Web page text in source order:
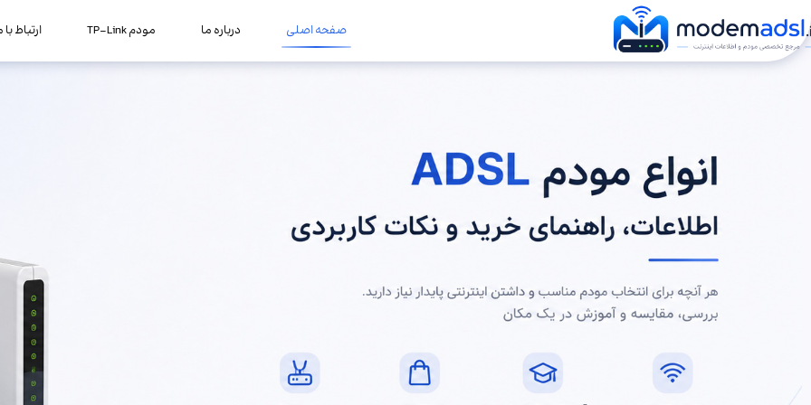
صفحه اصلی درباره ما مودم TP-Link ارتباط با